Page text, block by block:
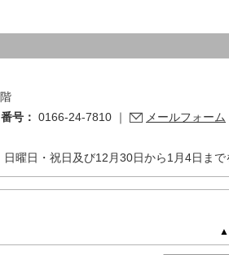
号： 0166-24-7810 ｜
メールフォーム
曜日・祝日及び12月30日から1月4日まで
▲